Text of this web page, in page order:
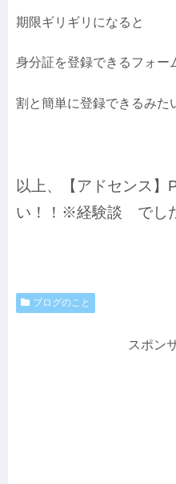
期限ギリギリになると
身分証を登録できるフォー
割と簡単に登録できるみた
以上、【アドセンス】
い！！※経験談 でし
ブログのこと
スポン